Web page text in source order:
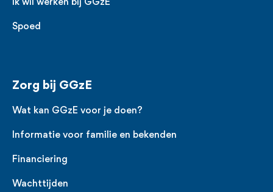
Ik wil werken bij GGzE
Spoed
Zorg bij GGzE
Wat kan GGzE voor je doen?
Informatie voor familie en bekenden
Financiering
Wachttijden